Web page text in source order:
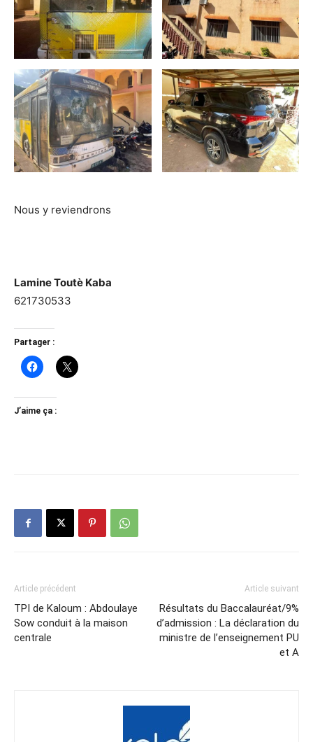
Nous y reviendrons
Lamine Toutè Kaba
621730533
Partager :
J’aime ça :
Article précédent
TPI de Kaloum : Abdoulaye
Sow conduit à la maison
centrale
Article suivant
Résultats du Baccalauréat/9%
d’admission : La déclaration du
ministre de l’enseignement PU
et A